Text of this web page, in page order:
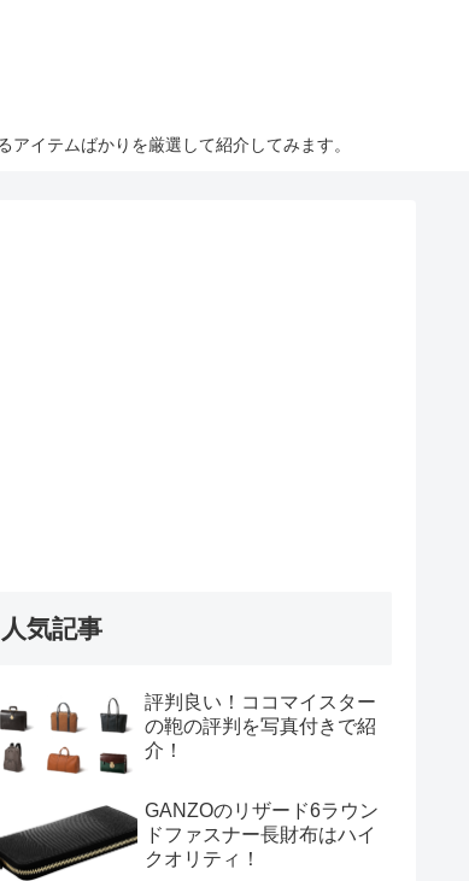
イテムばかりを厳選して紹介してみます。
人気記事
評判良い！ココマイスター
の鞄の評判を写真付きで紹
介！
GANZOのリザード6ラウン
ドファスナー長財布はハイ
クオリティ！